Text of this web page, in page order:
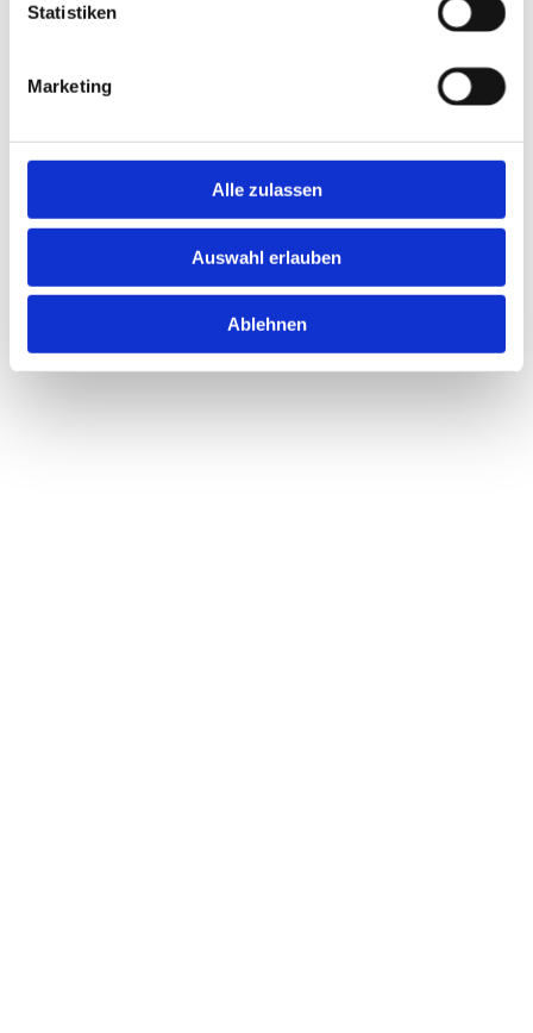
Statistiken
Marketing
Alle zulassen
Auswahl erlauben
Ablehnen